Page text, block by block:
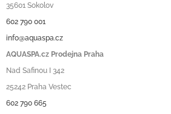
35601 Sokolov
602 790 001
info@aquaspa.cz
AQUASPA.cz Prodejna Praha
Nad Safinou I 342
25242 Praha Vestec
602 790 665